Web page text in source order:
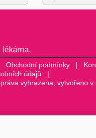
lékárna,
Obchodní podmínky |
údajů |
vyhrazena, vytvořeno v